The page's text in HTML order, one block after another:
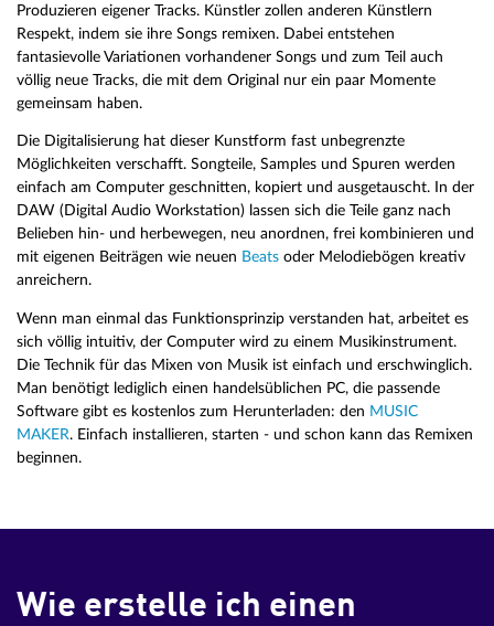
Produzieren eigener Tracks. Künstler zollen anderen Künstlern
Respekt, indem sie ihre Songs remixen. Dabei entstehen
fantasievolle Variationen vorhandener Songs und zum Teil auch
völlig neue Tracks, die mit dem Original nur ein paar Momente
gemeinsam haben.
Die Digitalisierung hat dieser Kunstform fast unbegrenzte
Möglichkeiten verschafft. Songteile, Samples und Spuren werden
einfach am Computer geschnitten, kopiert und ausgetauscht. In der
DAW (Digital Audio Workstation) lassen sich die Teile ganz nach
Belieben hin- und herbewegen, neu anordnen, frei kombinieren und
mit eigenen Beiträgen wie neuen Beats oder Melodiebögen kreativ
anreichern.
Wenn man einmal das Funktionsprinzip verstanden hat, arbeitet es
sich völlig intuitiv, der Computer wird zu einem Musikinstrument.
Die Technik für das Mixen von Musik ist einfach und erschwinglich.
Man benötigt lediglich einen handelsüblichen PC, die passende
Software gibt es kostenlos zum Herunterladen: den MUSIC
MAKER. Einfach installieren, starten - und schon kann das Remixen
beginnen.
Wie erstelle ich einen